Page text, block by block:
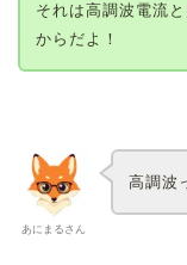
それは高調波電流
からだよ！
あにまるさん
高調波